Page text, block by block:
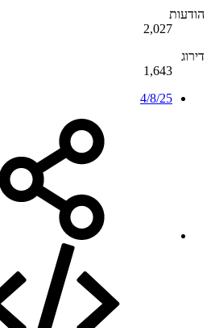
הודעות
2,027
דירוג
1,643
4/8/25